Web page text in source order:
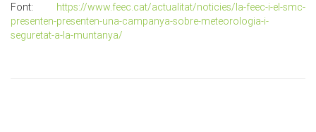
Font: https://www.feec.cat/actualitat/noticies/la-feec-i-el-smc-
presenten-presenten-una-campanya-sobre-meteorologia-i-
seguretat-a-la-muntanya/